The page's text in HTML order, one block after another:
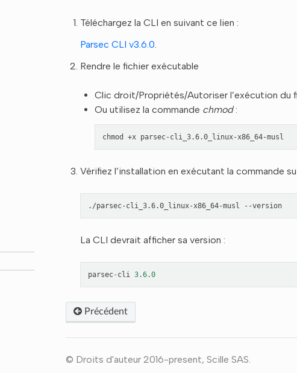
Téléchargez la CLI en suivant ce lien :
Parsec CLI v3.6.0.
Rendre le fichier exécutable
Clic droit/Propriétés/Autoriser l’exécution du
Ou utilisez la commande chmod:
chmod +x
Vérifiez l’installation en exécutant la commande
./parsec-cli_3.6.0_linux-x86_64-musl --version
La CLI devrait afficher sa version :
parsec- cli 3.6.0
Précédent
© Droits d'auteur 2016-present, Scille SAS.